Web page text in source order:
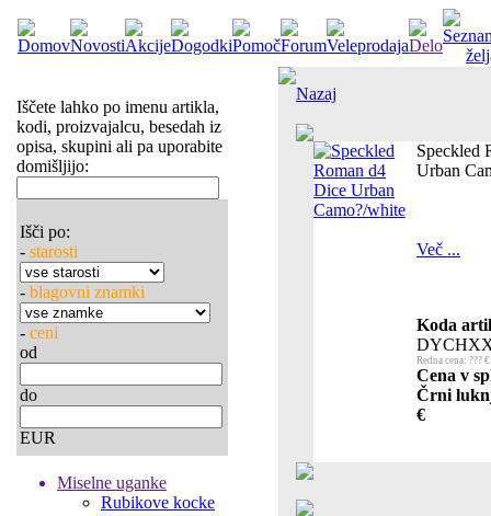
Iščete lahko po imenu artikla,
kodi, proizvajalcu, besedah iz
opisa, skupini ali pa uporabite
domišljijo:
Išči po:
- starosti
- blagovni znamki
- ceni
od
do
EUR
Miselne uganke
Rubikove kocke
Nazaj
Speckled
Urban
Več ...
Koda
Redna cena: ??? €
Cena v
Črni
€